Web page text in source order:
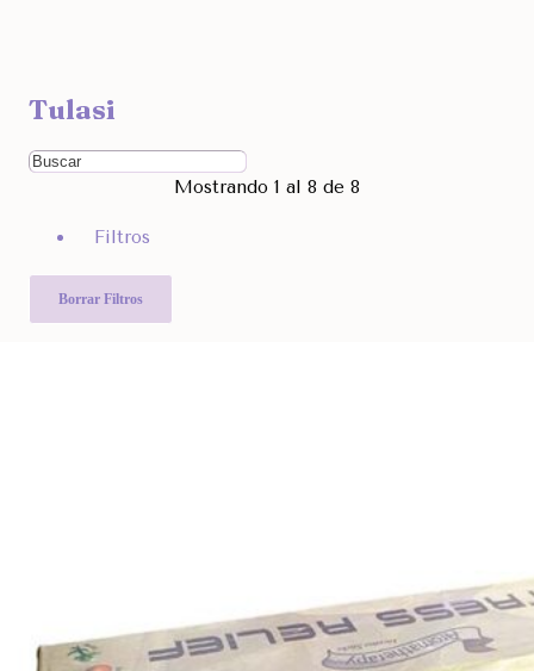
Filtra por Marcas
Ordenar Por
Otras Categorías
Tulasi
Mostrando 1 al 8 de 8
Filtros
Borrar Filtros